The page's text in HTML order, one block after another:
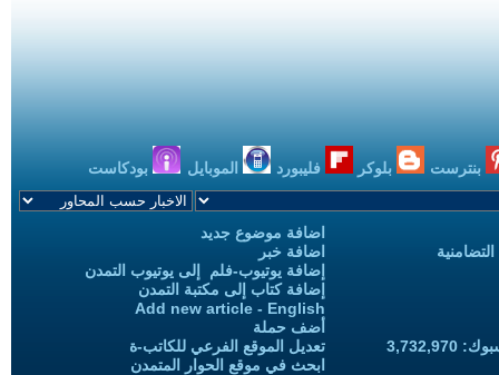
بنترست بلوكر فليبورد الموبايل بودكاست
اضافة موضوع جديد
اضافة خبر
إضافة يوتيوب-فلم إلى يوتيوب التمدن
إضافة كتاب إلى مكتبة التمدن
Add new article - English
أضف حملة
تعديل الموقع الفرعي للكاتب-ة
ابحث في موقع الحوار المتمدن